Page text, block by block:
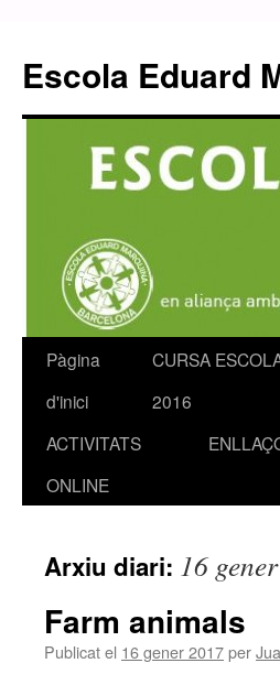
Escola Eduard
Vés
contingut
Pàgina
d'inici
CURSA
2016
ACTIVITATS
ONLINE
Arxiu diari: 16
Farm animals
Publicat el 16 gener 2017per